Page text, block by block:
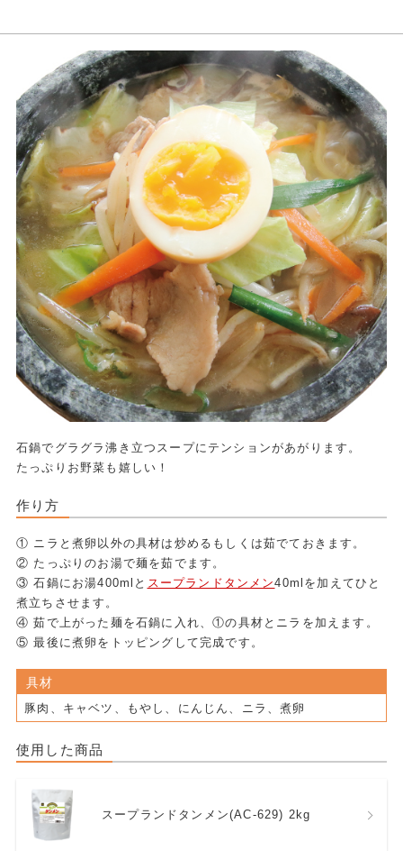
石鍋でグラグラ沸き立つスープにテンションがあがります。
たっぷりお野菜も嬉しい！
作り方
① ニラと煮卵以外の具材は炒めるもしくは茹でておきます。
② たっぷりのお湯で麺を茹でます。
③ 石鍋にお湯400mlと スープランドタンメン40mlを加えてひと
煮立ちさせます。
④ 茹で上がった麺を石鍋に入れ、①の具材とニラを加えます。
⑤ 最後に煮卵をトッピングして完成です。
具材
豚肉、キャベツ、もやし、にんじん、ニラ、煮卵
使用した商品
スープランドタンメン(AC-629) 2kg